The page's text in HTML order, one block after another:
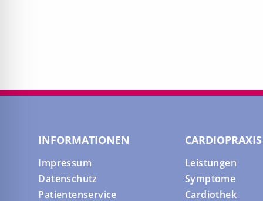
INFORMATIONEN
Impressum
Datenschutz
Patientenservice
CARDIOPRAXIS
Leistungen
Symptome
Cardiothek